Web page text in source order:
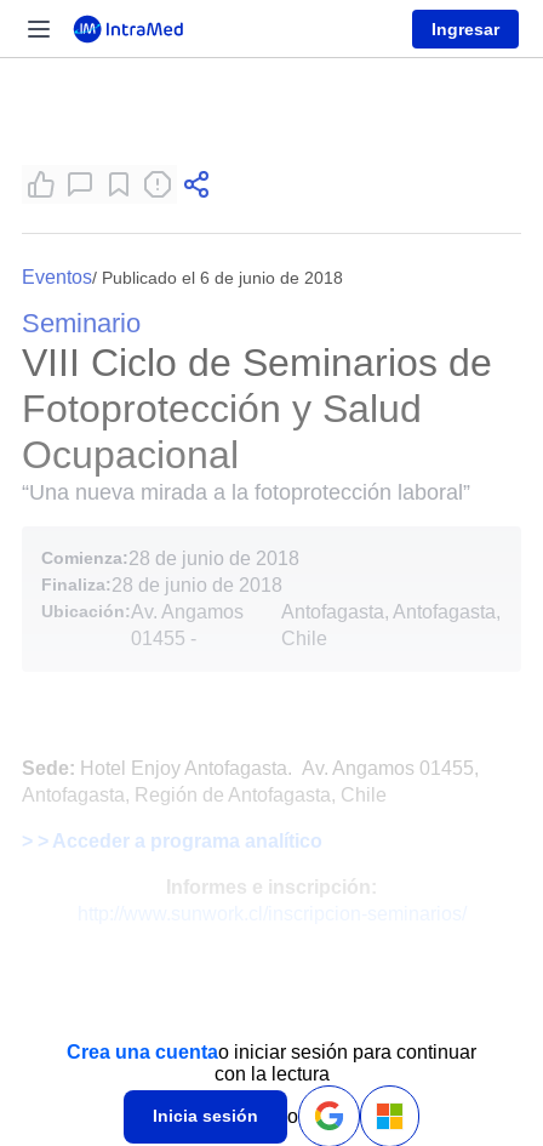
Ingresar
Eventos/ Publicado el 6 de junio de 2018
Seminario
VIII Ciclo de Seminarios de
Fotoprotección y Salud
Ocupacional
“Una nueva mirada a la fotoprotección laboral”
Comienza:28 de junio de 2018
Finaliza:28 de junio de 2018
Ubicación:Av. Angamos
01455 -
Antofagasta, Antofagasta,
Chile
Sede: Hotel Enjoy Antofagasta. Av. Angamos 01455,
Antofagasta, Región de Antofagasta, Chile
> > Acceder a programa analítico
Informes e inscripción:
Crea una cuentao iniciar sesión para continuar
con la lectura
Inicia sesión o